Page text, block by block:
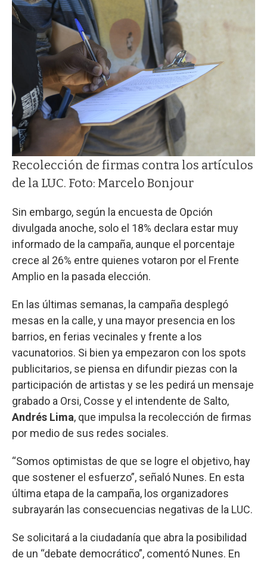
Recolección de firmas contra los artículos
de la LUC. Foto: Marcelo Bonjour
Sin embargo, según la encuesta de Opción
divulgada anoche, solo el 18% declara estar muy
informado de la campaña, aunque el porcentaje
crece al 26% entre quienes votaron por el Frente
Amplio en la pasada elección.
En las últimas semanas, la campaña desplegó
mesas en la calle, y una mayor presencia en los
barrios, en ferias vecinales y frente a los
vacunatorios. Si bien ya empezaron con los spots
publicitarios, se piensa en difundir piezas con la
participación de artistas y se les pedirá un mensaje
grabado a Orsi, Cosse y el intendente de Salto,
Andrés Lima, que impulsa la recolección de firmas
por medio de sus redes sociales.
“Somos optimistas de que se logre el objetivo, hay
que sostener el esfuerzo”, señaló Nunes. En esta
última etapa de la campaña, los organizadores
subrayarán las consecuencias negativas de la LUC.
Se solicitará a la ciudadanía que abra la posibilidad
de un “debate democrático”, comentó Nunes. En